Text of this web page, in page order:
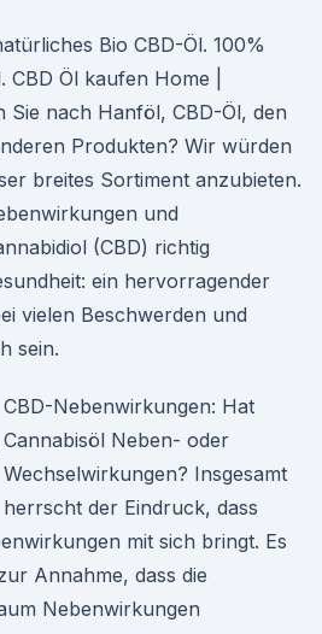
Bio CBD-Öl. 100%
Öl kaufen Home |
Sie nach Hanföl, CBD-Öl, den
Produkten? Wir würden
breites Sortiment anzubieten.
und
(CBD) richtig
ein hervorragender
vielen Beschwerden und
sein.
CBD-Nebenwirkungen: Hat
Cannabisöl Neben- oder
Wechselwirkungen? Insgesamt
herrscht der Eindruck, dass
mit sich bringt. Es
Annahme, dass die
Nebenwirkungen